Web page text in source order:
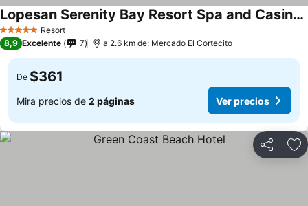
5 Estrellas Resort
Lopesan Serenity Bay Resort Spa and Casino Adults Only
Ver precios
8,9 Excelente 7 a 2.6 km de: Mercado El Cortecito
De $361
Mira precios de 2 páginas Ver precios
Compartir